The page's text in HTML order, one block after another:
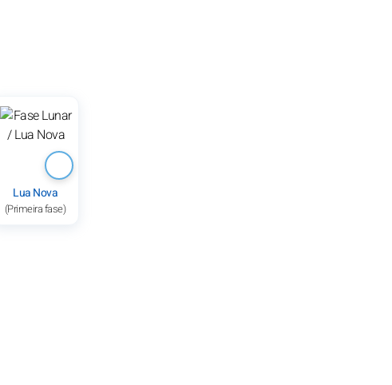
Lua Nova
(Primeira fase)